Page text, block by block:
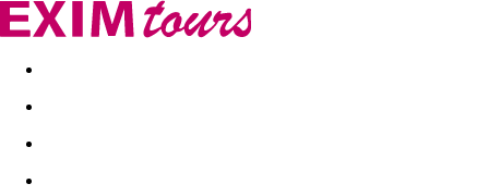
Akční nabídky Last minute